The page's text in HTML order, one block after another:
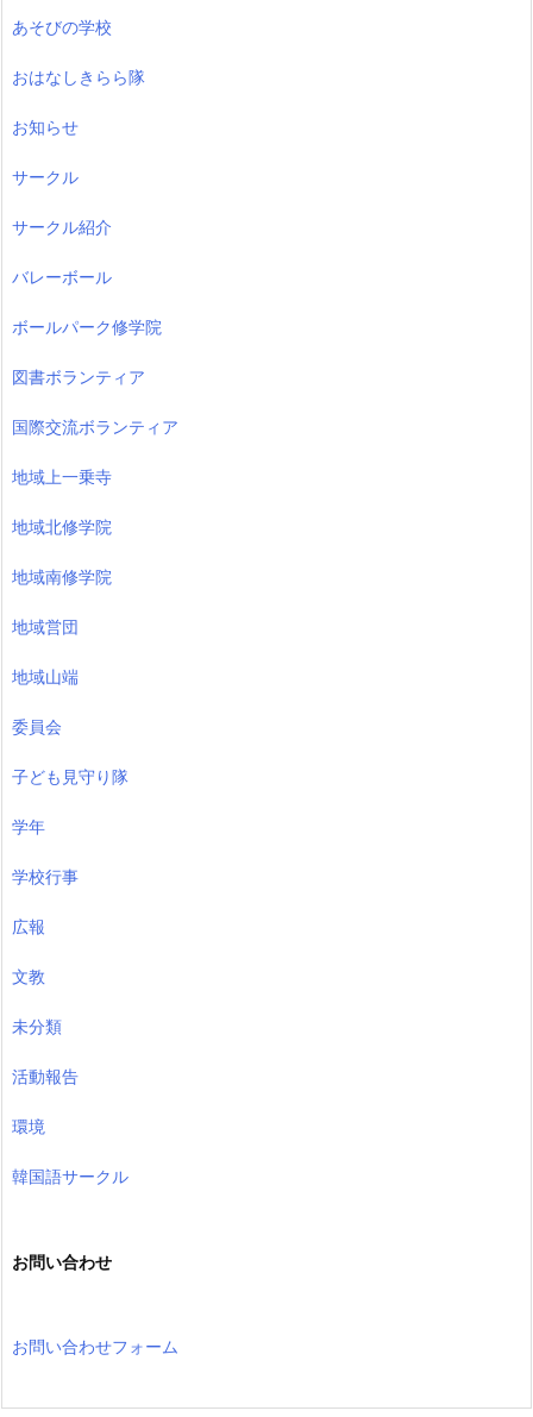
あそびの学校
おはなしきらら隊
お知らせ
サークル
サークル紹介
バレーボール
ボールパーク修学院
図書ボランティア
国際交流ボランティア
地域上一乗寺
地域北修学院
地域南修学院
地域営団
地域山端
委員会
子ども見守り隊
学年
学校行事
広報
文教
未分類
活動報告
環境
韓国語サークル
お問い合わせ
お問い合わせフォーム